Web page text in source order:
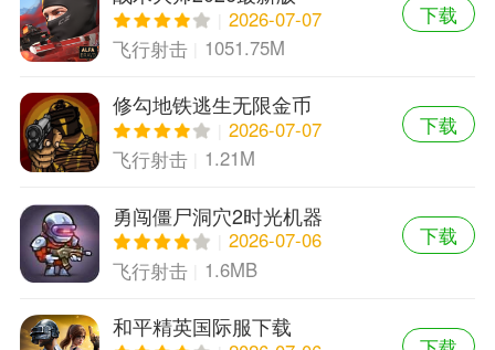
2026-07-07
飞行射击
1051.75M
下载
修勾地铁逃生无限金币
2026-07-07
飞行射击
1.21M
下载
勇闯僵尸洞穴2时光机器
2026-07-06
飞行射击
1.6MB
下载
和平精英国际服下载